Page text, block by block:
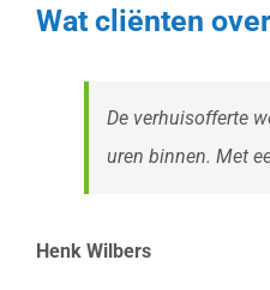
Wat cliënten
De verhuisofferte
uren binnen. Met
Henk Wilbers